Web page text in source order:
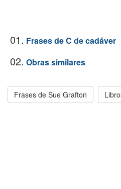
01. Frases de C de cadáver
02. Obras similares
Frases de Sue Grafton